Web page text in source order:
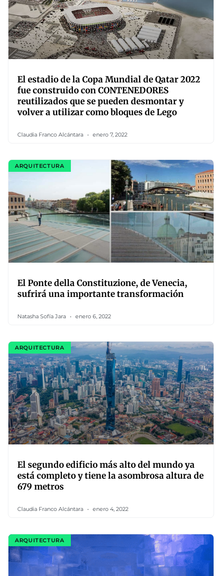
El estadio de la Copa Mundial de Qatar 2022
fue construido con CONTENEDORES
reutilizados que se pueden desmontar y
volver a utilizar como bloques de Lego
Claudia Franco Alcántara enero 7, 2022
ARQUITECTURA
El Ponte della Constituzione, de Venecia,
sufrirá una importante transformación
Natasha Sofía Jara enero 6, 2022
ARQUITECTURA
El segundo edificio más alto del mundo ya
está completo y tiene la asombrosa altura de
679 metros
Claudia Franco Alcántara enero 4, 2022
ARQUITECTURA